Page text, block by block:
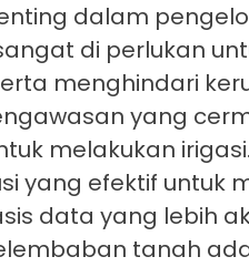
dalam
di perlukan
menghindari
yang
melakukan
yang efektif untuk
data yang lebih
tanah